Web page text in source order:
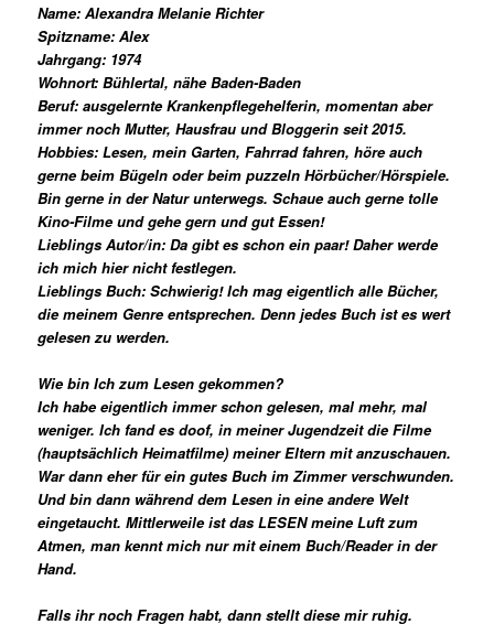
Name: Alexandra Melanie Richter
Spitzname: Alex
Jahrgang: 1974
Wohnort: Bühlertal, nähe Baden-Baden
Beruf: ausgelernte Krankenpflegehelferin, momentan aber
immer noch Mutter, Hausfrau und Bloggerin seit 2015.
Hobbies: Lesen, mein Garten, Fahrrad fahren, höre auch
gerne beim Bügeln oder beim puzzeln Hörbücher/Hörspiele.
Bin gerne in der Natur unterwegs. Schaue auch gerne tolle
Kino-Filme und gehe gern und gut Essen!
Lieblings Autor/in: Da gibt es schon ein paar! Daher werde
ich mich hier nicht festlegen.
Lieblings Buch: Schwierig! Ich mag eigentlich alle Bücher,
die meinem Genre entsprechen. Denn jedes Buch ist es wert
gelesen zu werden.
Wie bin Ich zum Lesen gekommen?
Ich habe eigentlich immer schon gelesen, mal mehr, mal
weniger. Ich fand es doof, in meiner Jugendzeit die Filme
(hauptsächlich Heimatfilme) meiner Eltern mit anzuschauen.
War dann eher für ein gutes Buch im Zimmer verschwunden.
Und bin dann während dem Lesen in eine andere Welt
eingetaucht. Mittlerweile ist das LESEN meine Luft zum
Atmen, man kennt mich nur mit einem Buch/Reader in der
Hand.
Falls ihr noch Fragen habt, dann stellt diese mir ruhig.